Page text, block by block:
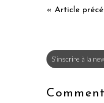
« Article
S'inscrire à la